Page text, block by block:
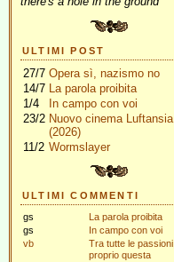
ULTIMI POST
27/7 Opera sì, nazismo no
14/7 La parola proibita
1/4
In campo con voi
23/2 Nuovo cinema Luftansia
(2026)
11/2 Wormslayer
ULTIMI COMMENTI
gs
La parola proibita
gs
In campo con voi
vb
Tra tutte le passioni,
proprio questa